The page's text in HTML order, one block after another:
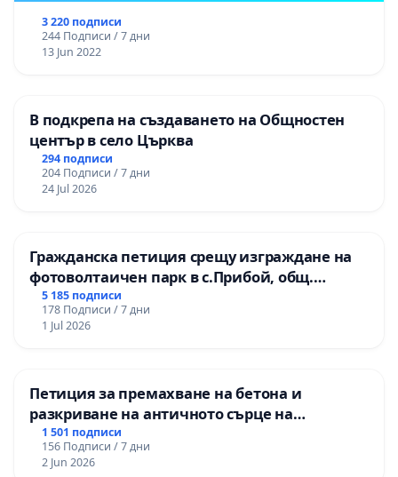
3 220 подписи
244 Подписи / 7 дни
13 Jun 2022
В подкрепа на създаването на Общностен
център в село Църква
294 подписи
204 Подписи / 7 дни
24 Jul 2026
Гражданска петиция срещу изграждане на
фотоволтаичен парк в с.Прибой, общ.
Радомир
5 185 подписи
178 Подписи / 7 дни
1 Jul 2026
Петиция за премахване на бетона и
разкриване на античното сърце на
Могиланската могила във Враца
1 501 подписи
156 Подписи / 7 дни
2 Jun 2026